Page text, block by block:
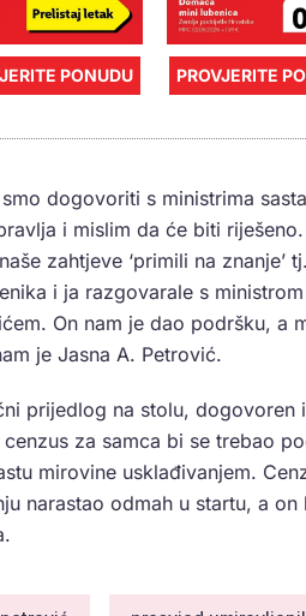
PONUDU PROVJERITE
smo dogovoriti s ministrima
i mislim da će biti
zahtjeve ‘primili na
i ja razgovarale s
On nam je dao podršku, a
je Jasna A. Petrović.
prijedlog na stolu,
za samca bi se trebao
mirovine usklađivanjem.
narastao odmah u startu, a